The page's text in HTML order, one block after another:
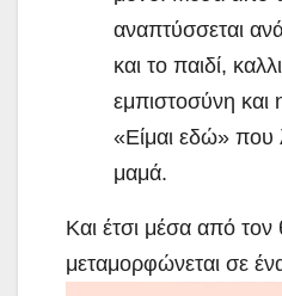
αναπτύσσεται
και το παιδί,
εμπιστοσύνη και
«Είμαι εδώ» που
μαμά.
Και έτσι μέσα από
μεταμορφώνεται σε